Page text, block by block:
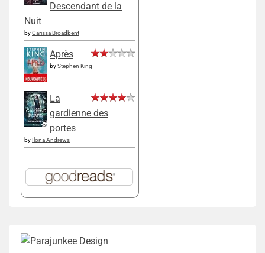
Descendant de la
Nuit
byCarissa Broadbent
Après
byStephen King
La
gardienne des
portes
by Ilona Andrews